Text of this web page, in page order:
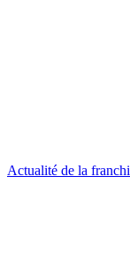
Actualité de la